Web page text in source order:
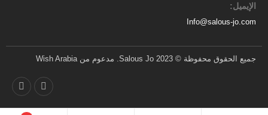
الإيميل:
Info@salous-jo.com
جميع الحقوق محفوظة © 2023 Salous Jo. مدعوم من Wish Arabia